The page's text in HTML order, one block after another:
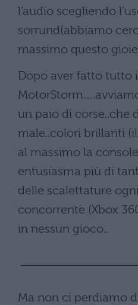
l’audio scegliendo
sorrund(abbiamo
massimo questo
Dopo aver fatto tutto
un paio di corse..che
male..colori brillanti
al massimo la
entusiasma più di
delle scalettature
concorrente (Xbox
in nessun gioco..
Ma non ci perdiamo